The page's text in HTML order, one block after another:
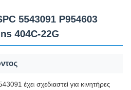
5543091 P954603
404C-22G
έχει σχεδιαστεί για κινητήρες